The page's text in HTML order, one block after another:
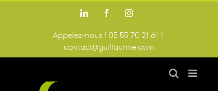
LinkedIn FacebookInstagram
Appelez-nous ! 05 55 70 21 61 |
contact@guillaumie.com